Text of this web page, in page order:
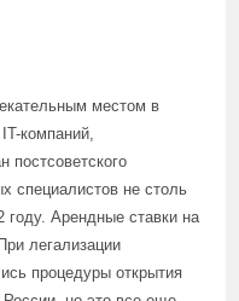
местом в
компаний,
постсоветского
специалистов не столь
году. Арендные ставки на
легализации
процедуры открытия